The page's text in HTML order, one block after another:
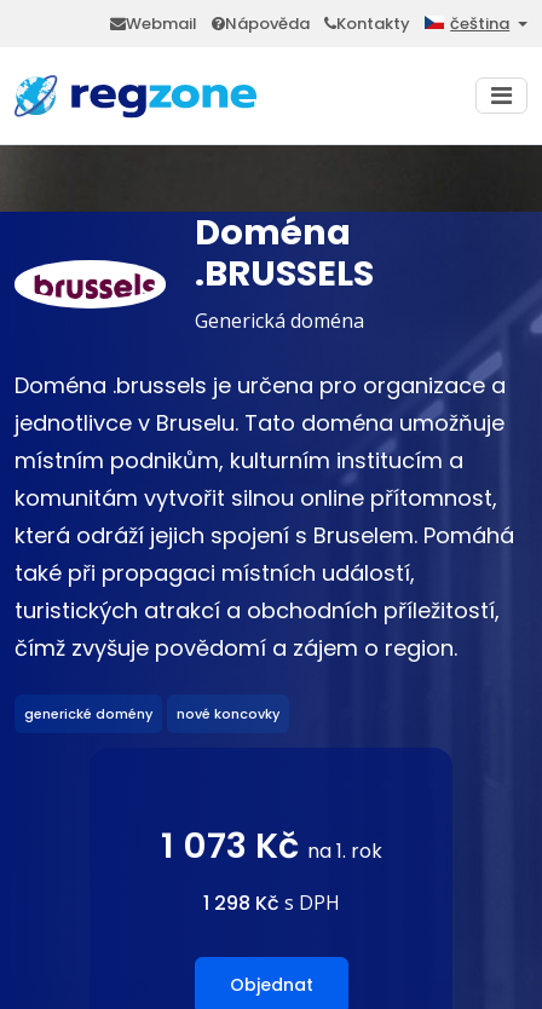
Webmail Nápověda Kontakty čeština
Doména
.BRUSSELS
Generická doména
Doména .brussels je určena pro organizace a
jednotlivce v Bruselu. Tato doména umožňuje
místním podnikům, kulturním institucím a
komunitám vytvořit silnou online přítomnost,
která odráží jejich spojení s Bruselem. Pomáhá
také při propagaci místních událostí,
turistických atrakcí a obchodních příležitostí,
čímž zvyšuje povědomí a zájem o region.
generické domény nové koncovky
1 073 Kč na 1. rok
1 298 Kč s DPH
Objednat